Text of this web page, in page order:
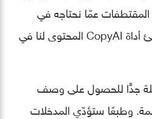
عمّا نحتاجه في
المحتوى الخاصّ بنا، ستنشئ أداة CopyAI المحتوى لنا في
جدًّا للحصول على وصف
يكفي من 10-30 كلمة. وطبعًا ستؤدّي المدخلات